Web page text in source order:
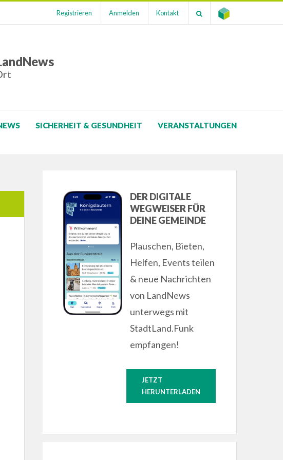
Registrieren Anmelden Kontakt
SICHERHEIT & GESUNDHEIT
VERANSTALTUNGEN
DER DIGITALE
WEGWEISER FÜR
DEINE GEMEINDE
Plauschen, Bieten,
Helfen, Events teilen
& neue Nachrichten
von LandNews
unterwegs mit
StadtLand.Funk
empfangen!
JETZT
HERUNTERLADEN